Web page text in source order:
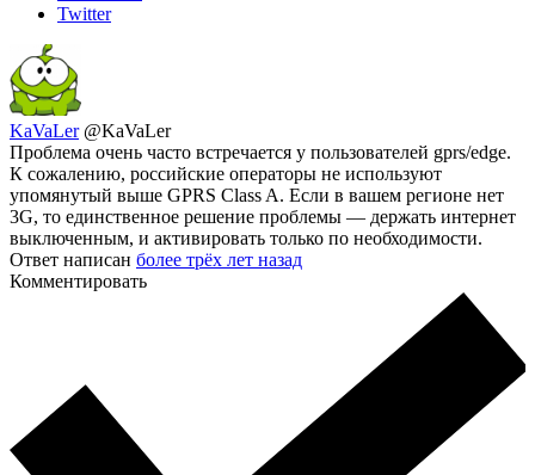
Twitter
KaVaLer @KaVaLer
Проблема очень часто встречается у пользователей gprs/edge.
К сожалению, российские операторы не используют
упомянутый выше GPRS Class A. Если в вашем регионе нет
3G, то единственное решение проблемы — держать интернет
выключенным, и активировать только по необходимости.
Ответ написан более трёх лет назад
Комментировать